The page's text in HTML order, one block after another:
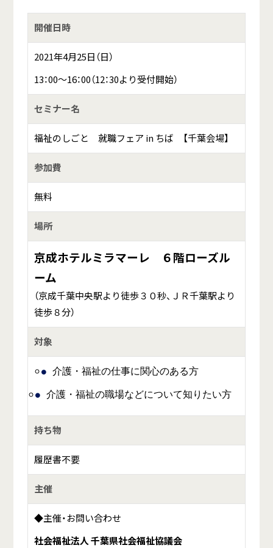
開催日時
2021年4月25日（日）
13：00～16：00（12：30より受付開始）
セミナー名
福祉のしごと 就職フェア in ちば 【千葉会場】
参加費
無料
場所
京成ホテルミラマーレ ６階ローズル
ーム
（京成千葉中央駅より徒歩３０秒、ＪＲ千葉駅より
徒歩８分）
対象
介護・福祉の仕事に関心のある方
介護・福祉の職場などについて知りたい方
持ち物
履歴書不要
主催
◆主催・お問い合わせ
社会福祉法人 千葉県社会福祉協議会